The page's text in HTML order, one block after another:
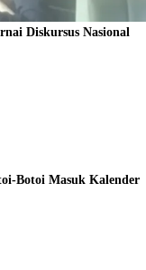
Diskursus Nasional
Botoi Masuk Kalender